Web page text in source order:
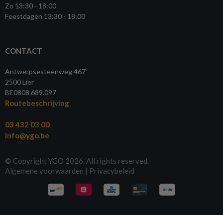
Zo 13:30 - 18:00
Feestdagen 13:30 - 18:00
CONTACT
Antwerpsesteenweg 467
2500 Lier
BE0808.689.097
Routebeschrijving
03 432 03 00
info@ygo.be
© Copyright YGO 2026. All rights reserved.
Algemene voorwaarden | Privacybeleid